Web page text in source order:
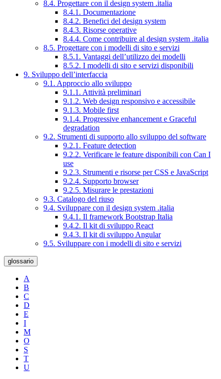
8.4. Progettare con il design system .italia
8.4.1. Documentazione
8.4.2. Benefici del design system
8.4.3. Risorse operative
8.4.4. Come contribuire al design system .italia
8.5. Progettare con i modelli di sito e servizi
8.5.1. Vantaggi dell’utilizzo dei modelli
8.5.2. I modelli di sito e servizi disponibili
9. Sviluppo dell’interfaccia
9.1. Approccio allo sviluppo
9.1.1. Attività preliminari
9.1.2. Web design responsivo e accessibile
9.1.3. Mobile first
9.1.4. Progressive enhancement e Graceful
degradation
9.2. Strumenti di supporto allo sviluppo del software
9.2.1. Feature detection
9.2.2. Verificare le feature disponibili con Can I
use
9.2.3. Strumenti e risorse per CSS e JavaScript
9.2.4. Supporto browser
9.2.5. Misurare le prestazioni
9.3. Catalogo del riuso
9.4. Sviluppare con il design system .italia
9.4.1. Il framework Bootstrap Italia
9.4.2. Il kit di sviluppo React
9.4.3. Il kit di sviluppo Angular
9.5. Sviluppare con i modelli di sito e servizi
glossario
A
B
C
D
E
I
M
O
S
T
U